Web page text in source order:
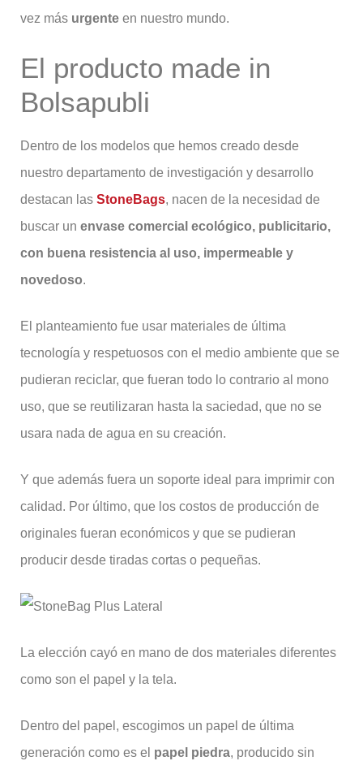
vez más urgente en nuestro mundo.
El producto made in
Bolsapubli
Dentro de los modelos que hemos creado desde
nuestro departamento de investigación y desarrollo
destacan las StoneBags, nacen de la necesidad de
buscar un envase comercial ecológico, publicitario,
con buena resistencia al uso, impermeable y
novedoso.
El planteamiento fue usar materiales de última
tecnología y respetuosos con el medio ambiente que se
pudieran reciclar, que fueran todo lo contrario al mono
uso, que se reutilizaran hasta la saciedad, que no se
usara nada de agua en su creación.
Y que además fuera un soporte ideal para imprimir con
calidad. Por último, que los costos de producción de
originales fueran económicos y que se pudieran
producir desde tiradas cortas o pequeñas.
La elección cayó en mano de dos materiales diferentes
como son el papel y la tela.
Dentro del papel, escogimos un papel de última
generación como es el papel piedra, producido sin